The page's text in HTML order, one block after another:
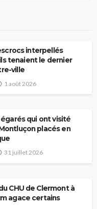
interpellés
tenaient le dernier
ville
1 août 2026
qui ont visité
placés en
31 juillet 2026
CHU de Clermont à
agace certains